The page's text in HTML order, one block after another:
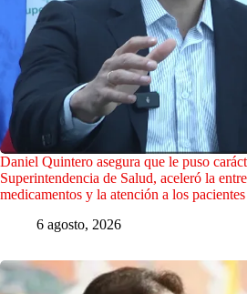
Daniel Quintero asegura que le puso
Superintendencia de Salud, aceleró la
medicamentos y la atención a los pacientes
6 agosto, 2026